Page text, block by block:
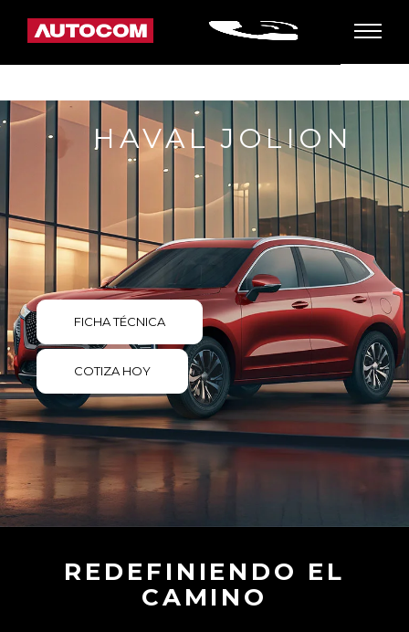
HAVAL JOLION
FICHA TÉCNICA
COTIZA HOY
REDEFINIENDO EL
CAMINO